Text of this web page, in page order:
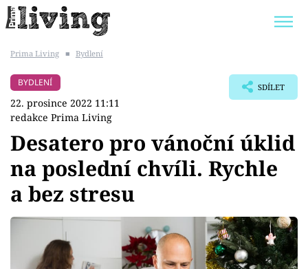
BYDLENÍ SLAVNÝCH
Témata
Bydlení
Zahrada
Prima Living ■ Bydlení
BYDLENÍ
22. prosince 2022 11:11
redakce Prima Living
SDÍLET
Desatero pro vánoční úklid
na poslední chvíli. Rychle
a bez stresu